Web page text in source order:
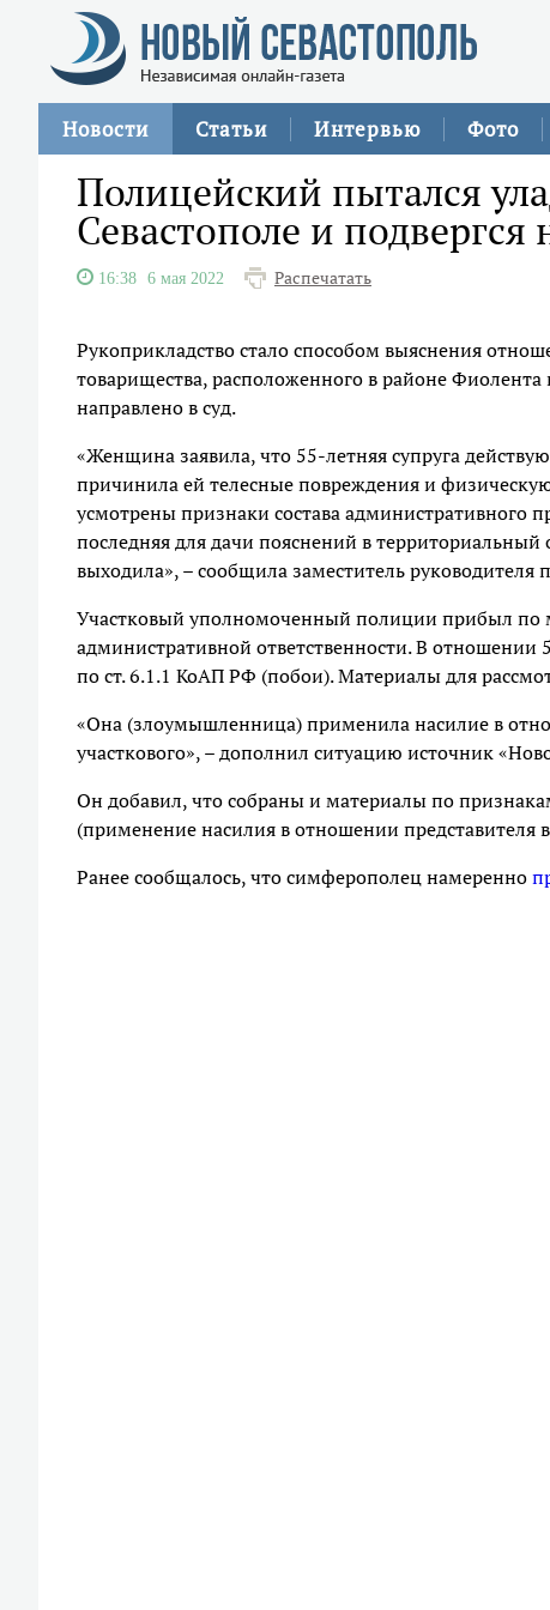
Новости Статьи Интервью Фото
Полицейский пытался
Севастополе и
16:38 6 мая 2022 Распечатать
Рукоприкладство стало способом выяснения
товарищества, расположенного в районе
направлено в суд.
«Женщина заявила, что 55-летняя супруга
причинила ей телесные повреждения и
усмотрены признаки состава административного
последняя для дачи пояснений в территориальный
выходила», – сообщила заместитель
Участковый уполномоченный полиции прибыл по
административной ответственности. В
по ст. 6.1.1 КоАП РФ (побои). Материалы для
«Она (злоумышленница) применила насилие в
участкового», – дополнил ситуацию источник
Он добавил, что собраны и материалы по
(применение насилия в отношении представителя
Ранее сообщалось, что симферополец намеренно